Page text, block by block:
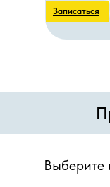
Записаться
Выберите